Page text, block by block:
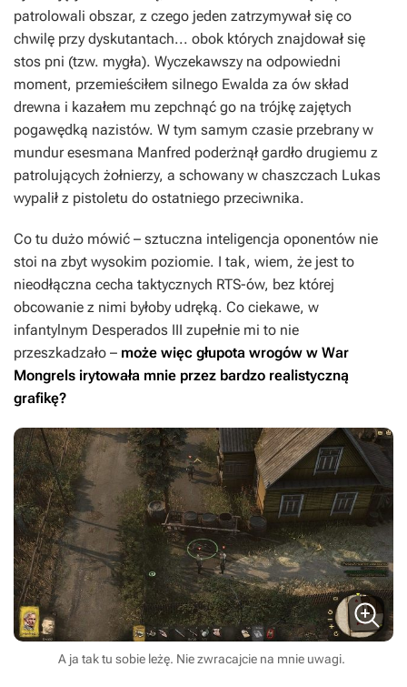
patrolowali obszar, z czego jeden zatrzymywał się co
chwilę przy dyskutantach... obok których znajdował się
stos pni (tzw. mygła). Wyczekawszy na odpowiedni
moment, przemieściłem silnego Ewalda za ów skład
drewna i kazałem mu zepchnąć go na trójkę zajętych
pogawędką nazistów. W tym samym czasie przebrany w
mundur esesmana Manfred poderżnął gardło drugiemu z
patrolujących żołnierzy, a schowany w chaszczach Lukas
wypalił z pistoletu do ostatniego przeciwnika.
Co tu dużo mówić – sztuczna inteligencja oponentów nie
stoi na zbyt wysokim poziomie. I tak, wiem, że jest to
nieodłączna cecha taktycznych RTS-ów, bez której
obcowanie z nimi byłoby udręką. Co ciekawe, w
infantylnym Desperados III zupełnie mi to nie
przeszkadzało – może więc głupota wrogów w War
Mongrels irytowała mnie przez bardzo realistyczną
grafikę?
A ja tak tu sobie leżę. Nie zwracajcie na mnie uwagi.